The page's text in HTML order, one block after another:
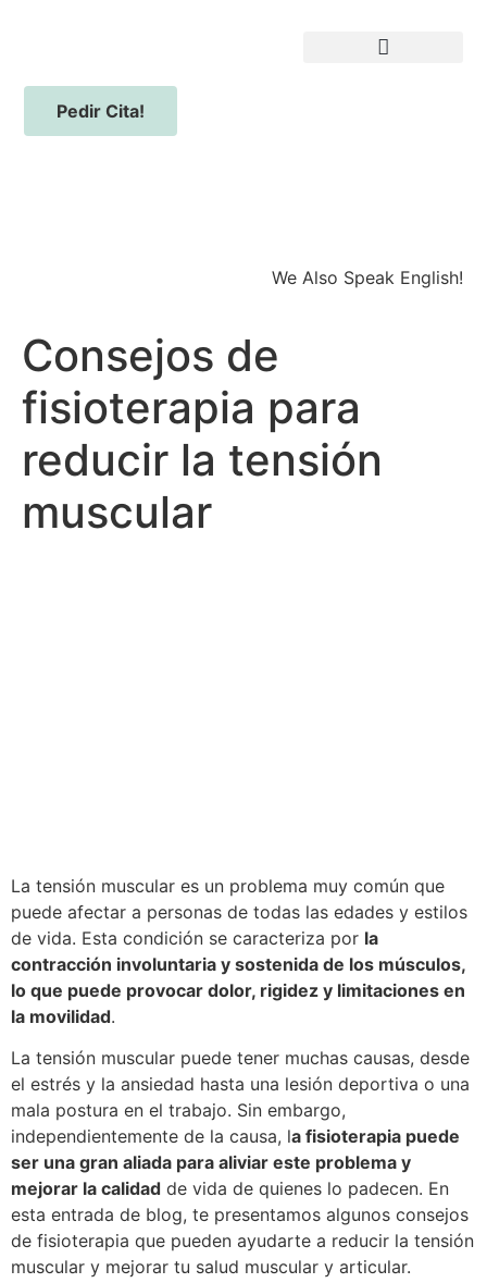
Pedir Cita!
We Also Speak English!
Consejos de
fisioterapia para
reducir la tensión
muscular
La tensión muscular es un problema muy común que
puede afectar a personas de todas las edades y estilos
de vida. Esta condición se caracteriza por la
contracción involuntaria y sostenida de los músculos,
lo que puede provocar dolor, rigidez y limitaciones en
la movilidad.
La tensión muscular puede tener muchas causas, desde
el estrés y la ansiedad hasta una lesión deportiva o una
mala postura en el trabajo. Sin embargo,
independientemente de la causa, la fisioterapia puede
ser una gran aliada para aliviar este problema y
mejorar la calidad de vida de quienes lo padecen. En
esta entrada de blog, te presentamos algunos consejos
de fisioterapia que pueden ayudarte a reducir la tensión
muscular y mejorar tu salud muscular y articular.